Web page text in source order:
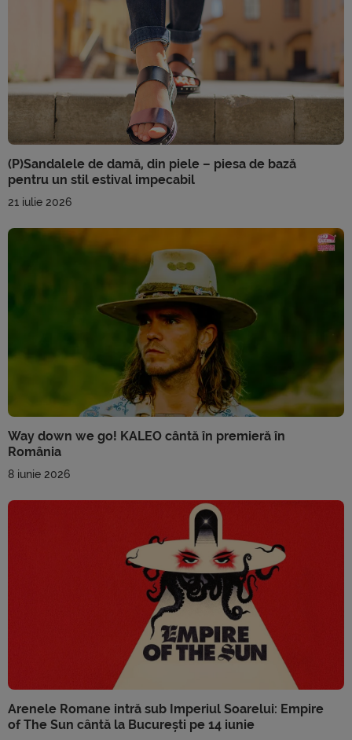
(P)Sandalele de damă, din piele – piesa de bază
pentru un stil estival impecabil
21 iulie 2026
Way down we go! KALEO cântă în premieră în
România
8 iunie 2026
Arenele Romane intră sub Imperiul Soarelui: Empire
of The Sun cântă la București pe 14 iunie